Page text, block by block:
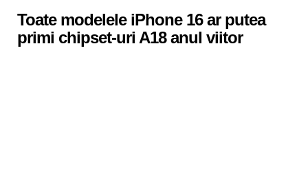
Toate modelele iPhone 16 ar putea
primi chipset-uri A18 anul viitor